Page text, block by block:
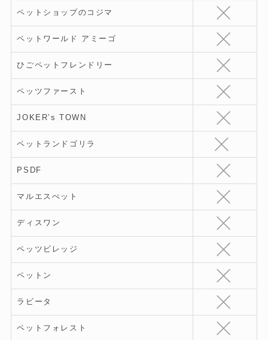
ペットショップのコジマ
ペットワールド アミーゴ
ひごペットフレンドリー
ペッツファースト
JOKER’s TOWN
ペットランドゴリラ
PSDF
マルエスぺット
ディスワン
ペッツビレッジ
ペットン
ラビータ
ペットフォレスト